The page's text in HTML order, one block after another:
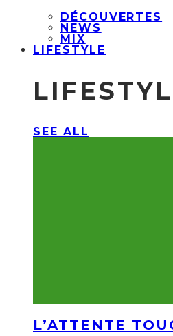
DÉCOUVERTES
NEWS
MIX
LIFESTYLE
SEE ALL
L’ATTENTE